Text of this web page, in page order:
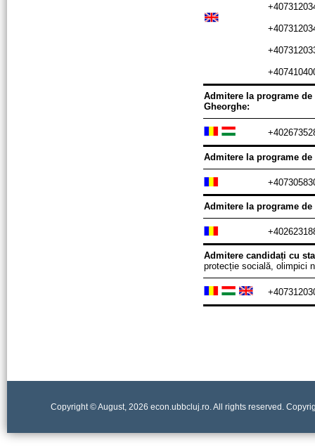
Admitere la programe
Gheorghe:
Admitere la programe
Admitere la programe
Admitere candidați cu
protecție socială, olimpici
Copyright © August, 2026 econ.ubbcluj.ro. All rights reserved.